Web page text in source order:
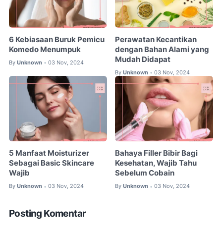
6 Kebiasaan Buruk Pemicu
Komedo Menumpuk
By Unknown • 03 Nov, 2024
Perawatan Kecantikan
dengan Bahan Alami yang
Mudah Didapat
By Unknown • 03 Nov, 2024
5 Manfaat Moisturizer
Sebagai Basic Skincare
Wajib
By Unknown • 03 Nov, 2024
Bahaya Filler Bibir Bagi
Kesehatan, Wajib Tahu
Sebelum Cobain
By Unknown • 03 Nov, 2024
Posting Komentar